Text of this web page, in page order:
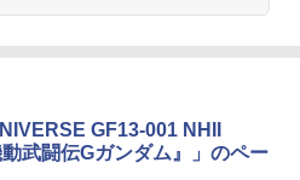
GF13-001 NHII
武闘伝Gガンダム』」のペー